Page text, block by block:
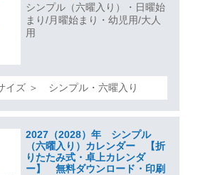
シンプル（六曜入り）・日曜始
まり/月曜始まり・幼児用/大人
用
イズ ＞ シンプル・六曜入り
2027（2028）年 シンプル
（六曜入り）カレンダー 【折
りたたみ式・卓上カレンダ
ー】 無料ダウンロード・印刷